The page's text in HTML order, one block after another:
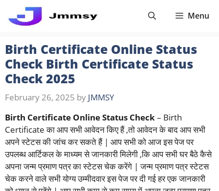
Menu
Birth Certificate Online Status
Check Birth Certificate Status
Check 2025
February 26, 2025 by JMMSY
Birth Certificate Online Status Check– Birth
Certificate का आप सभी आवेदन किए हैं ,तो आवेदन के बाद आप सभी
अपने स्टेटस की जांच कर सकते हैं | आप सभी को आज इस पेज पर
उपलब्ध आर्टिकल के माध्यम से जानकारी मिलेगी ,कि आप सभी घर बैठे कैसे
अपना जन्म प्रमाण पत्र का स्टेटस चेक करेंगे | जन्म प्रमाण पत्र स्टेटस
चेक करने वाले सभी योग्य उम्मीदवार इस पेज पर दी गई हर एक जानकारी